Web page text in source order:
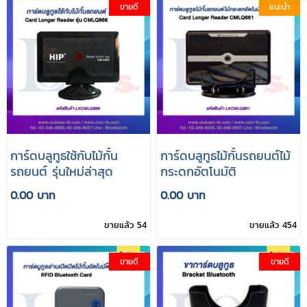
ขายดี
การ์ดบลูทูธใช้กับไม้กั้น
รถยนต์ รุ่นใหม่ล่าสุด
0.00 บาท
ขายแล้ว 54
แนะนำ
การ์ดบลูทูธไม้กั้นรถยนต์ไม้
กระดกอัตโนมัติ
0.00 บาท
ขายแล้ว 454
ขายดี ขายดี